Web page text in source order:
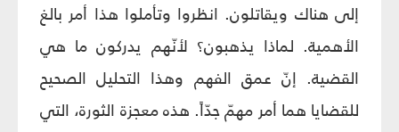
إلى هناك ويقاتلون. انظروا وتأملوا هذا أمر بالغ
الأهمية. لماذا يذهبون؟ لأنّهم يدركون ما هي
القضية. إنّ عمق الفهم وهذا التحليل الصحيح
للقضايا هما أمر مهمّ جدّاً. هذه معجزة الثورة، التي